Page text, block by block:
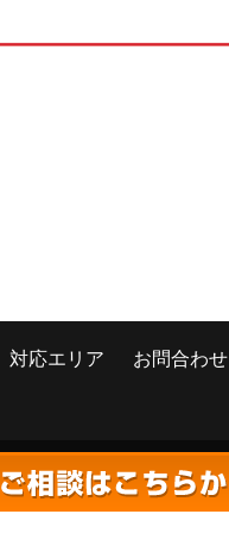
対応エリア お問合わせ